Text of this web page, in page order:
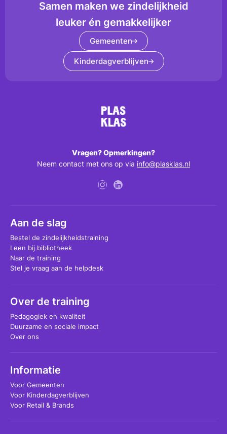
Samen maken we zindelijkheid
leuker én gemakkelijker
Gemeenten
Kinderdagverblijven
Vragen? Opmerkingen?
Neem contact met ons op via info@plasklas.nl
Aan de slag
Bestel de zindelijkheidstraining
Leen bij bibliotheek
Naar de training
Stel je vraag aan de helpdesk
Over de training
Pedagogiek en kwaliteit
Duurzame en sociale impact
Over ons
Informatie
Voor Gemeenten
Voor Kinderdagverblijven
Voor Retail & Brands